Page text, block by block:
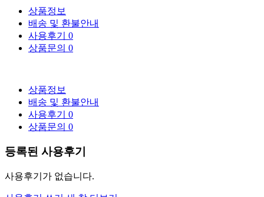
상품정보
배송 및 환불안내
사용후기 0
상품문의 0
상품정보
배송 및 환불안내
사용후기 0
상품문의 0
등록된 사용후기
사용후기가 없습니다.